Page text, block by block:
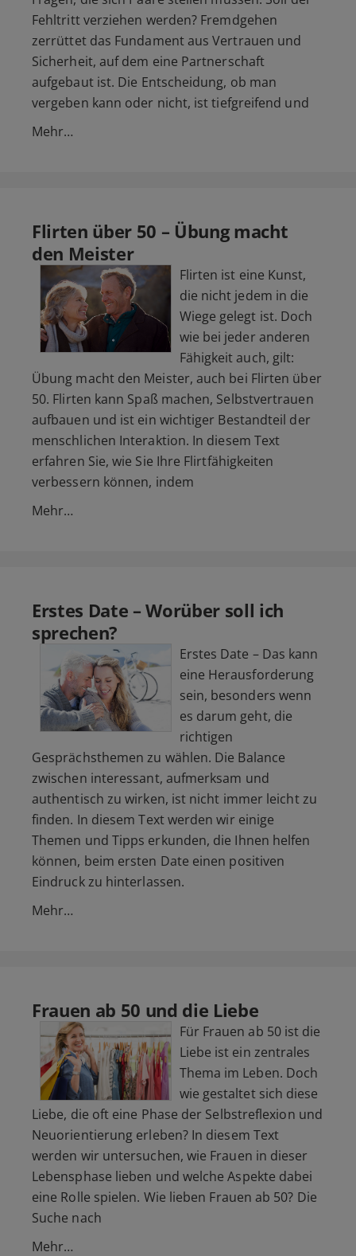
Fehltritt verziehen werden? Fremdgehen
zerrüttet das Fundament aus Vertrauen und
Sicherheit, auf dem eine Partnerschaft
aufgebaut ist. Die Entscheidung, ob man
vergeben kann oder nicht, ist tiefgreifend und
Mehr…
Flirten über 50 – Übung macht
den Meister
Flirten ist eine Kunst,
die nicht jedem in die
Wiege gelegt ist. Doch
wie bei jeder anderen
Fähigkeit auch, gilt:
Übung macht den Meister, auch bei Flirten über
50. Flirten kann Spaß machen, Selbstvertrauen
aufbauen und ist ein wichtiger Bestandteil der
menschlichen Interaktion. In diesem Text
erfahren Sie, wie Sie Ihre Flirtfähigkeiten
verbessern können, indem
Mehr…
Erstes Date – Worüber soll ich
sprechen?
Erstes Date – Das kann
eine Herausforderung
sein, besonders wenn
es darum geht, die
richtigen
Gesprächsthemen zu wählen. Die Balance
zwischen interessant, aufmerksam und
authentisch zu wirken, ist nicht immer leicht zu
finden. In diesem Text werden wir einige
Themen und Tipps erkunden, die Ihnen helfen
können, beim ersten Date einen positiven
Eindruck zu hinterlassen.
Mehr…
Frauen ab 50 und die Liebe
Für Frauen ab 50 ist die
Liebe ist ein zentrales
Thema im Leben. Doch
wie gestaltet sich diese
Liebe, die oft eine Phase der Selbstreflexion und
Neuorientierung erleben? In diesem Text
werden wir untersuchen, wie Frauen in dieser
Lebensphase lieben und welche Aspekte dabei
eine Rolle spielen. Wie lieben Frauen ab 50? Die
Suche nach
Mehr…